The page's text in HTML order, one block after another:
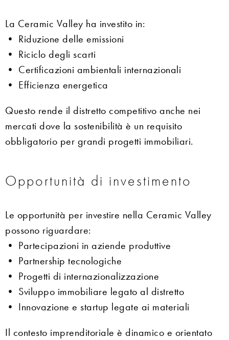
La Ceramic Valley ha investito in:
• Riduzione delle emissioni
• Riciclo degli scarti
• Certificazioni ambientali internazionali
• Efficienza energetica
Questo rende il distretto competitivo anche nei
mercati dove la sostenibilità è un requisito
obbligatorio per grandi progetti immobiliari.
Opportunità di investimento
Le opportunità per investire nella Ceramic Valley
possono riguardare:
• Partecipazioni in aziende produttive
• Partnership tecnologiche
• Progetti di internazionalizzazione
• Sviluppo immobiliare legato al distretto
• Innovazione e startup legate ai materiali
Il contesto imprenditoriale è dinamico e orientato